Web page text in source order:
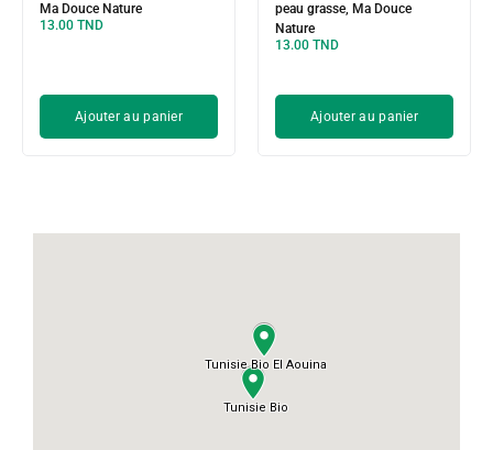
Ma Douce Nature
13.00 TND
Ajouter au panier
peau grasse, Ma Douce
Nature
13.00 TND
Ajouter au panier